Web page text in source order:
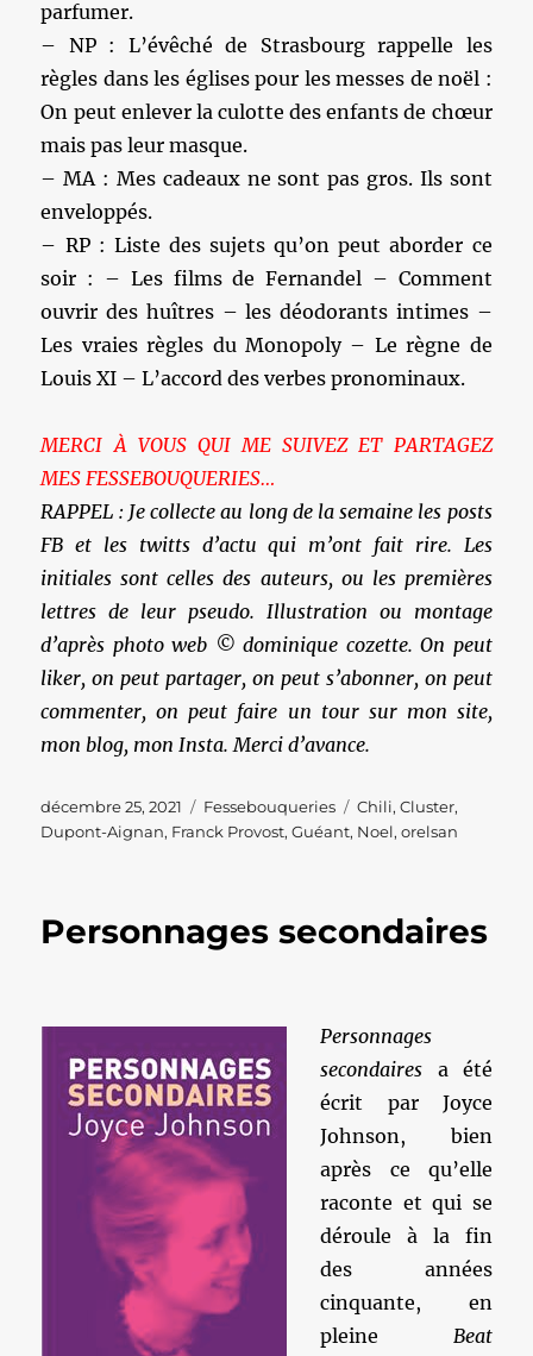
parfumer.
– NP : L’évêché de Strasbourg rappelle les
règles dans les églises pour les messes de noël :
On peut enlever la culotte des enfants de chœur
mais pas leur masque.
– MA : Mes cadeaux ne sont pas gros. Ils sont
enveloppés.
– RP : Liste des sujets qu’on peut aborder ce
soir : – Les films de Fernandel – Comment
ouvrir des huîtres – les déodorants intimes –
Les vraies règles du Monopoly – Le règne de
Louis XI – L’accord des verbes pronominaux.
MERCI À VOUS QUI ME SUIVEZ ET PARTAGEZ
MES FESSEBOUQUERIES…
RAPPEL : Je collecte au long de la semaine les posts
FB et les twitts d’actu qui m’ont fait rire. Les
initiales sont celles des auteurs, ou les premières
lettres de leur pseudo. Illustration ou montage
d’après photo web © dominique cozette. On peut
liker, on peut partager, on peut s’abonner, on peut
commenter, on peut faire un tour sur mon site,
mon blog, mon Insta. Merci d’avance.
Publié
le
décembre 25, 2021 Catégories
Fessebouqueries Étiquettes
Chili,Cluster,
Dupont-Aignan, Franck Provost,Guéant, Noel,orelsan
Personnages secondaires
Personnages
secondaires a été
écrit par Joyce
Johnson, bien
après ce qu’elle
raconte et qui se
déroule à la fin
des années
cinquante, en
pleine Beat